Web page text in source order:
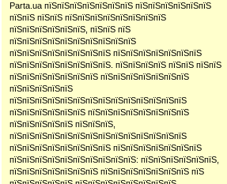
Parta.ua пїЅпїЅпїЅпїЅпїЅпїЅпїЅ пїЅпїЅпїЅпїЅпїЅпїЅ
пїЅпїЅ пїЅпїЅ пїЅпїЅпїЅпїЅпїЅпїЅпїЅпїЅ
пїЅпїЅпїЅпїЅпїЅпїЅ, пїЅпїЅ пїЅ
пїЅпїЅпїЅпїЅпїЅпїЅпїЅпїЅпїЅпїЅ
пїЅпїЅпїЅпїЅпїЅпїЅпїЅпїЅ пїЅпїЅпїЅпїЅпїЅпїЅпїЅ
пїЅпїЅпїЅпїЅпїЅпїЅпїЅпїЅ. пїЅпїЅпїЅпїЅ пїЅпїЅ пїЅпїЅ
пїЅпїЅпїЅпїЅпїЅпїЅпїЅ пїЅпїЅпїЅпїЅпїЅпїЅпїЅ
пїЅпїЅпїЅпїЅпїЅ
пїЅпїЅпїЅпїЅпїЅпїЅпїЅпїЅпїЅпїЅпїЅпїЅпїЅпїЅ
пїЅпїЅпїЅпїЅпїЅпїЅ пїЅпїЅпїЅпїЅпїЅпїЅпїЅпїЅ
пїЅпїЅпїЅпїЅпїЅ пїЅпїЅпїЅ,
пїЅпїЅпїЅпїЅпїЅпїЅпїЅпїЅпїЅпїЅпїЅпїЅпїЅпїЅ
пїЅпїЅпїЅпїЅпїЅпїЅпїЅпїЅ пїЅпїЅпїЅпїЅпїЅпїЅпїЅ
пїЅпїЅпїЅпїЅпїЅпїЅпїЅпїЅпїЅпїЅ: пїЅпїЅпїЅпїЅпїЅпїЅ,
пїЅпїЅпїЅпїЅпїЅпїЅпїЅ пїЅпїЅпїЅпїЅпїЅпїЅпїЅ пїЅ